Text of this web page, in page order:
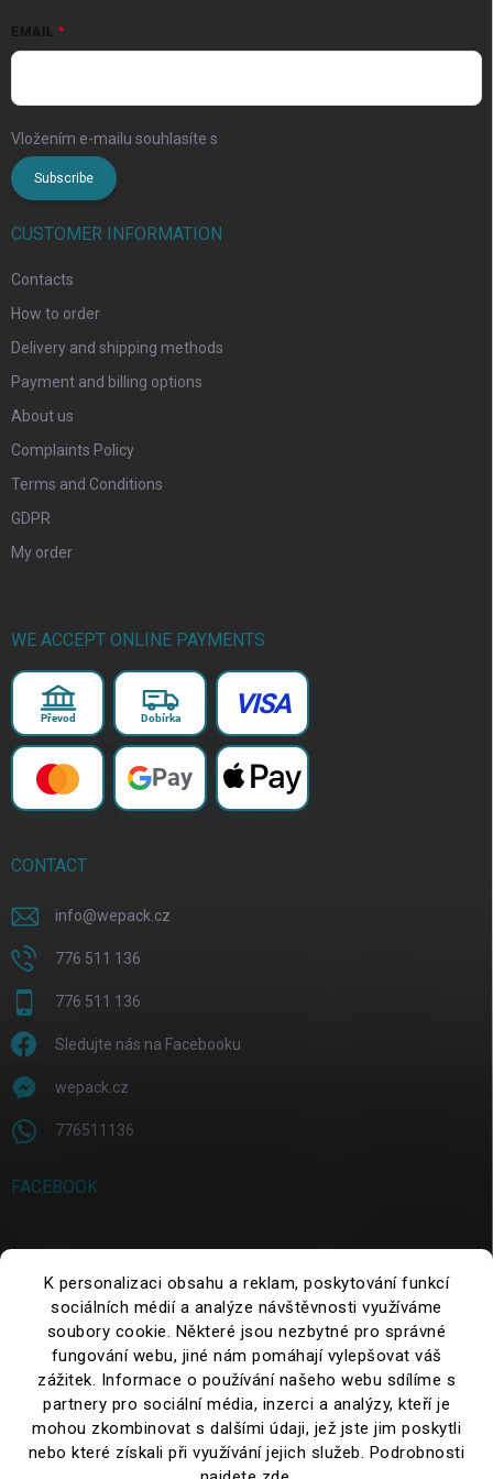
K personalizaci obsahu a reklam, poskytování funkcí
sociálních médií a analýze návštěvnosti využíváme
soubory cookie. Některé jsou nezbytné pro správné
fungování webu, jiné nám pomáhají vylepšovat váš
zážitek. Informace o používání našeho webu sdílíme s
partnery pro sociální média, inzerci a analýzy, kteří je
mohou zkombinovat s dalšími údaji, jež jste jim poskytli
nebo které získali při využívání jejich služeb. Podrobnosti
EMAIL
Vložením e-mailu souhlasíte s
Subscribe
CUSTOMER INFORMATION
Contacts
How to order
Delivery and shipping methods
Payment and billing options
About us
Complaints Policy
Terms and Conditions
GDPR
My order
WE ACCEPT ONLINE PAYMENTS
Převod Dobírka VISA
Pay
CONTACT
info@wepack.cz
776 511 136
776 511 136
Sledujte nás na Facebooku
wepack.cz
776511136
FACEBOOK
SEARCH
Search